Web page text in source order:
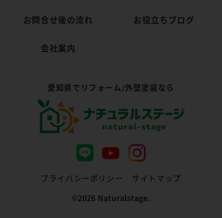
お問合せ後の流れ お役立ちブログ
会社案内
愛知県でリフォーム/外壁塗装なら
プライバシーポリシー
サイトマップ
©︎2026 Naturalstage.